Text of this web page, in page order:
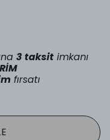
3 taksit imkanı
fırsatı